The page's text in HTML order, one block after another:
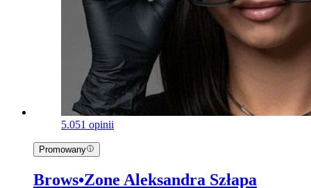
5.051 opinii
Promowany
Brows•Zone Aleksandra Szłapa